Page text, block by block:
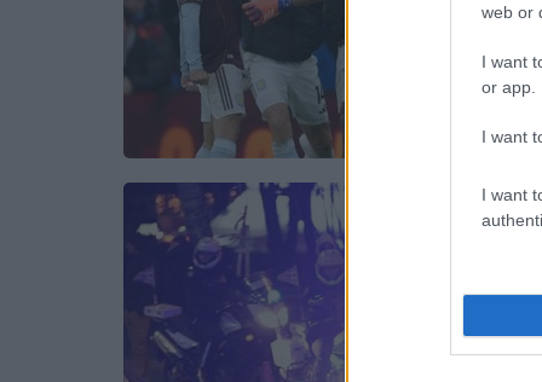
web or
I want
or app.
I want
I want